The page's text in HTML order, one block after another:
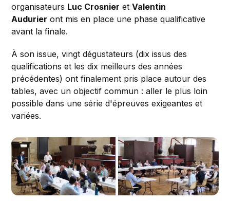
organisateurs Luc Crosnier etValentin
Audurier ont mis en place une phase qualificative
avant la finale.
À son issue, vingt dégustateurs (dix issus des
qualifications et les dix meilleurs des années
précédentes) ont finalement pris place autour des
tables, avec un objectif commun : aller le plus loin
possible dans une série d'épreuves exigeantes et
variées.